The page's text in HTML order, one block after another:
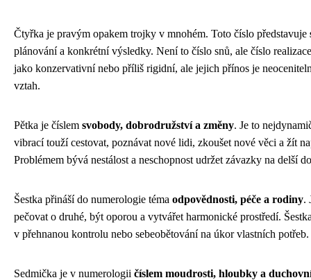
Čtyřka je pravým opakem trojky v mnohém. Toto číslo představuje
plánování a konkrétní výsledky. Není to číslo snů, ale číslo
jako konzervativní nebo příliš rigidní, ale jejich přínos je
vztah.
Pětka je číslem svobody, dobrodružství a změny. Je to
vibrací touží cestovat, poznávat nové lidi, zkoušet nové věci a žít
Problémem bývá nestálost a neschopnost udržet závazky na delší
Šestka přináší do numerologie téma odpovědnosti, péče a rodiny.
pečovat o druhé, být oporou a vytvářet harmonické prostředí.
v přehnanou kontrolu nebo sebeobětování na úkor vlastních potřeb.
Sedmička je v numerologii číslem moudrosti, hloubky a